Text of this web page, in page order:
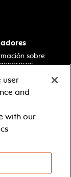
sobre
user
and
with our